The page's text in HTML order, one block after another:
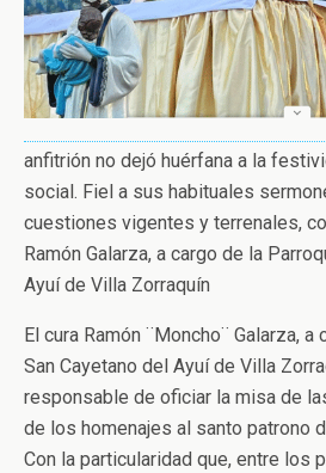
anfitrión no dejó huérfana a la
social. Fiel a sus habituales
cuestiones vigentes y terrenales,
Ramón Galarza, a cargo de la
Ayuí de Villa Zorraquín
El cura Ramón ¨Moncho¨ Galarza,
San Cayetano del Ayuí de Villa
responsable de oficiar la misa de
de los homenajes al santo patrono
Con la particularidad que, entre los